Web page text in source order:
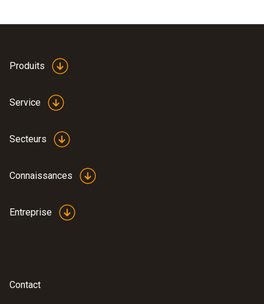
Produits
Service
Secteurs
Connaissances
Entreprise
Contact